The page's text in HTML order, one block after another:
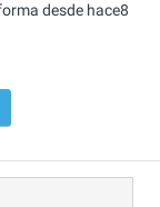
desde hace8